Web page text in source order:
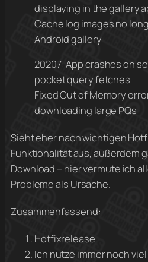
displaying in the gallery
Cache log images no
Android gallery
20207: App crashes on
pocket query fetches
Fixed Out of Memory
downloading large PQs
Sieht eher nach wichtigen
Funktionalität aus, außerdem
Download – hier vermute ich
Probleme als Ursache.
Zusammenfassend:
Hotfixrelease
Ich nutze immer noch